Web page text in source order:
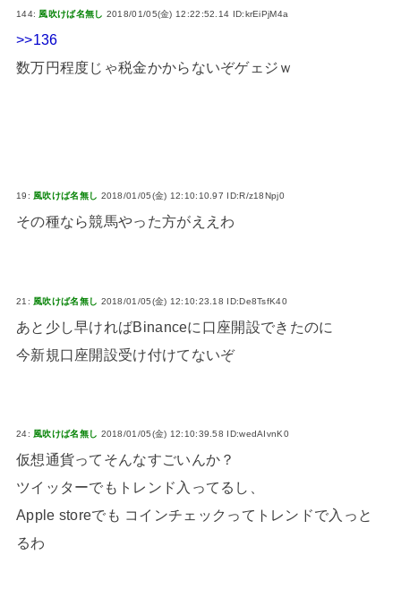
144: 風吹けば名無し 2018/01/05(金) 12:22:52.14 ID:krEiPjM4a
>>136
数万円程度じゃ税金かからないぞゲェジｗ
19:風吹けば名無し 2018/01/05(金) 12:10:10.97 ID:R/z18Npj0
その種なら競馬やった方がええわ
21: 風吹けば名無し 2018/01/05(金) 12:10:23.18 ID:De8TsfK40
あと少し早ければBinanceに口座開設できたのに
今新規口座開設受け付けてないぞ
24: 風吹けば名無し 2018/01/05(金) 12:10:39.58 ID:wedAIvnK0
仮想通貨ってそんなすごいんか？
ツイッターでもトレンド入ってるし、
Apple storeでも コインチェックってトレンドで入っと
るわ